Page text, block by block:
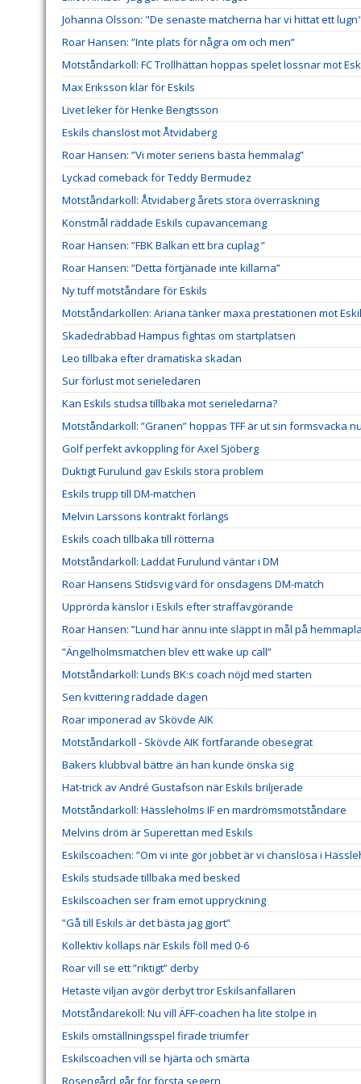
Johanna Olsson: "De senaste matcherna har vi hittat ett lugn"
Roar Hansen: ”Inte plats för några om och men”
Motståndarkoll: FC Trollhättan hoppas spelet lossnar mot
Max Eriksson klar för Eskils
Livet leker för Henke Bengtsson
Eskils chanslöst mot Åtvidaberg
Roar Hansen: ”Vi möter seriens bästa hemmalag”
Lyckad comeback för Teddy Bermudez
Motståndarkoll: Åtvidaberg årets stora överraskning
Konstmål räddade Eskils cupavancemang
Roar Hansen: ”FBK Balkan ett bra cuplag ”
Roar Hansen: ”Detta förtjänade inte killarna”
Ny tuff motståndare för Eskils
Motståndarkollen: Ariana tänker maxa prestationen mot
Skadedrabbad Hampus fightas om startplatsen
Leo tillbaka efter dramatiska skadan
Sur förlust mot serieledaren
Kan Eskils studsa tillbaka mot serieledarna?
Motståndarkoll: ”Granen” hoppas TFF är ut sin formsvacka nu
Golf perfekt avkoppling för Axel Sjöberg
Duktigt Furulund gav Eskils stora problem
Eskils trupp till DM-matchen
Melvin Larssons kontrakt förlängs
Eskils coach tillbaka till rötterna
Motståndarkoll: Laddat Furulund väntar i DM
Roar Hansens Stidsvig värd för onsdagens DM-match
Upprörda känslor i Eskils efter straffavgörande
Roar Hansen: ”Lund har ännu inte släppt in mål på
”Ängelholmsmatchen blev ett wake up call”
Motståndarkoll: Lunds BK:s coach nöjd med starten
Sen kvittering räddade dagen
Roar imponerad av Skövde AIK
Motståndarkoll - Skövde AIK fortfarande obesegrat
Bakers klubbval bättre än han kunde önska sig
Hat-trick av André Gustafson när Eskils briljerade
Motståndarkoll: Hässleholms IF en mardrömsmotståndare
Melvins dröm är Superettan med Eskils
Eskilscoachen: ”Om vi inte gör jobbet är vi chanslösa i
Eskils studsade tillbaka med besked
Eskilscoachen ser fram emot uppryckning
”Gå till Eskils är det bästa jag gjort”
Kollektiv kollaps när Eskils föll med 0-6
Roar vill se ett ”riktigt” derby
Hetaste viljan avgör derbyt tror Eskilsanfallaren
Motståndarekoll: Nu vill ÄFF-coachen ha lite stolpe in
Eskils omställningsspel firade triumfer
Eskilscoachen vill se hjärta och smärta
Rosengård går för första segern